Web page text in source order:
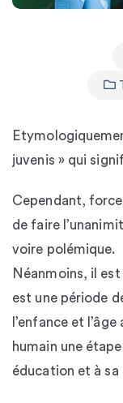
juvenis » qui
Cependant,
de faire
voire polémique.
Néanmoins, il
est une période
l’enfance et
humain une
éducation et à sa